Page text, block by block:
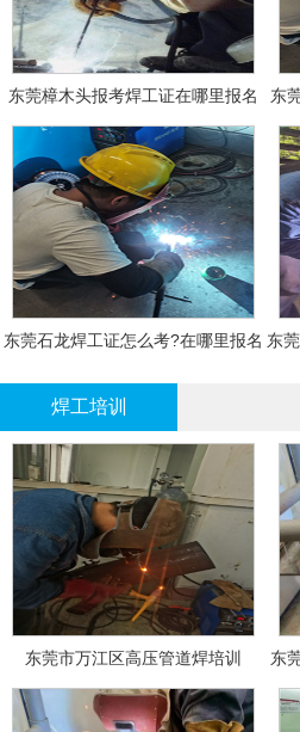
东莞樟木头报考焊工证在哪里报名
东
东莞石龙焊工证怎么考?在哪里报名 东
焊工培训
东莞市万江区高压管道焊培训
东